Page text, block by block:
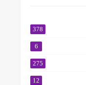
378
6
275
12